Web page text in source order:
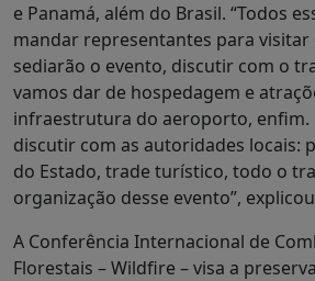
e Panamá, além do Brasil. “Todos
mandar representantes para visitar
sediarão o evento, discutir com o
vamos dar de hospedagem e
infraestrutura do aeroporto, enfim.
discutir com as autoridades locais:
do Estado, trade turístico, todo o
organização desse evento”, explicou
A Conferência Internacional de
Florestais – Wildfire – visa a